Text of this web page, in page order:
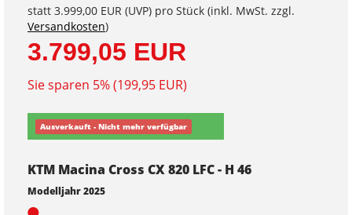
statt 3.999,00 EUR (UVP) pro Stück (inkl. MwSt. zzgl.
Versandkosten)
3.799,05 EUR
Sie sparen 5% (199,95 EUR)
Ausverkauft - Nicht mehr verfügbar
KTM Macina Cross CX 820 LFC - H 46
Modelljahr 2025